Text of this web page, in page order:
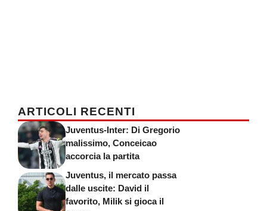
ARTICOLI RECENTI
Juventus-Inter: Di Gregorio
malissimo, Conceicao
accorcia la partita
Juventus, il mercato passa
dalle uscite: David il
favorito, Milik si gioca il